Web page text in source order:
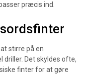
præcis ind.
stirre på en
driller. Det skyldes ofte,
finter for at gøre